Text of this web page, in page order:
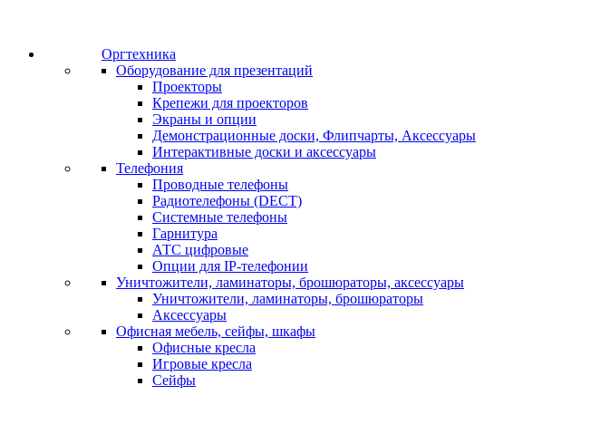
Оргтехника
Оборудование для презентаций
Проекторы
Крепежи для проекторов
Экраны и опции
Демонстрационные доски, Флипчарты, Аксессуары
Интерактивные доски и аксессуары
Телефония
Проводные телефоны
Радиотелефоны (DECT)
Системные телефоны
Гарнитура
АТС цифровые
Опции для IP-телефонии
Уничтожители, ламинаторы, брошюраторы, аксессуары
Уничтожители, ламинаторы, брошюраторы
Аксессуары
Офисная мебель, сейфы, шкафы
Офисные кресла
Игровые кресла
Сейфы